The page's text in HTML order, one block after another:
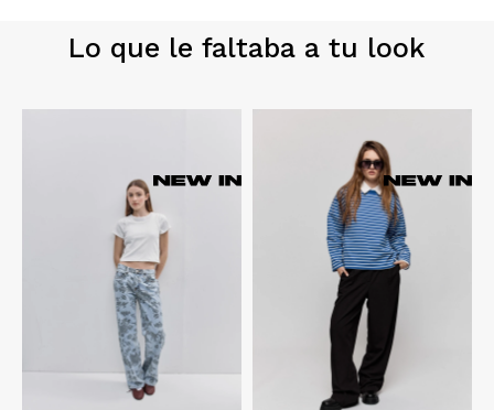
Lo que le faltaba a tu look